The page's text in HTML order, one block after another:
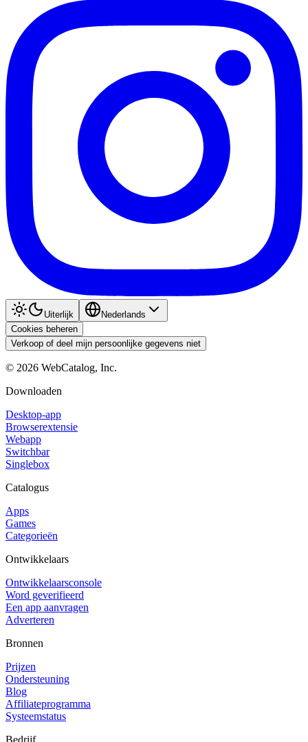
Uiterlijk
Nederlands
Cookies beheren
Verkoop of deel mijn persoonlijke gegevens niet
© 2026 WebCatalog, Inc.
Downloaden
Desktop-app
Browserextensie
Webapp
Switchbar
Singlebox
Catalogus
Apps
Games
Categorieën
Ontwikkelaars
Ontwikkelaarsconsole
Word geverifieerd
Een app aanvragen
Adverteren
Bronnen
Prijzen
Ondersteuning
Blog
Affiliateprogramma
Systeemstatus
Bedrijf